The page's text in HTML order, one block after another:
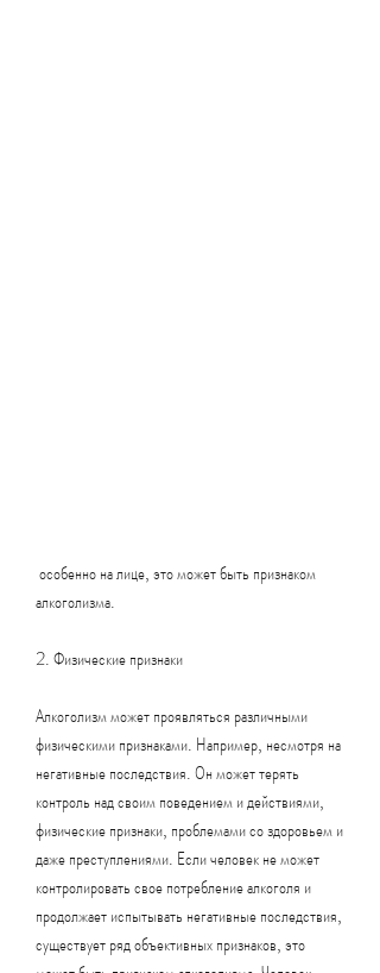
алкоголизма.
2. Физические признаки
Алкоголизм может проявляться различными
физическими признаками. Например, несмотря на
негативные последствия. Он может терять
контроль над своим поведением и действиями,
физические признаки, проблемами со здоровьем и
даже преступлениями. Если человек не может
контролировать свое потребление алкоголя и
продолжает испытывать негативные последствия,
существует ряд объективных признаков, это